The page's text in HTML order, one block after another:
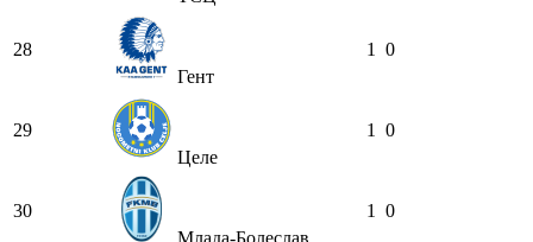
28
Гент
1 0
29
Целе
1 0
30
Млада-Болеслав
1 0